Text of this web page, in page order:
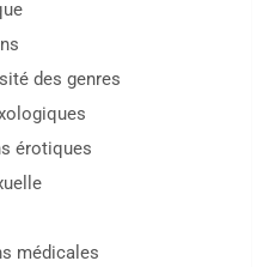
des genres
érotiques
médicales